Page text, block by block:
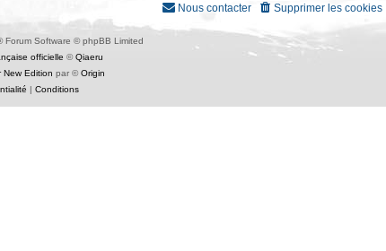
Supprimer les cookies
Nous contacter
Forum Software © phpBB Limited
officielle ©Qiaeru
New Edition par ©Origin
Conditions